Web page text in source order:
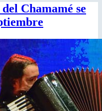
Chamamé se